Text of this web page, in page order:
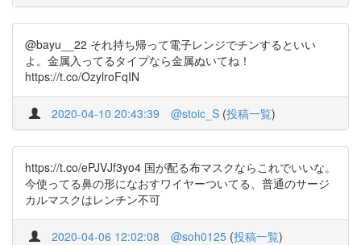
@bayu__22 それ持ち帰って電子レンジでチンするといい
よ。金属入ってるタイプなら金属ぬいてね！
https://t.co/OzylroFqIN
2020-04-10 20:43:39 @stoic_S (投稿一覧)
https://t.co/ePJVJf3yo4 国が配る布マスクならこれでいいな。
今使ってる鼻の形になおすワイヤーついてる、普通のサージ
カルマスクはレンチン不可
2020-04-06 12:02:08 @soh0125 (投稿一覧)